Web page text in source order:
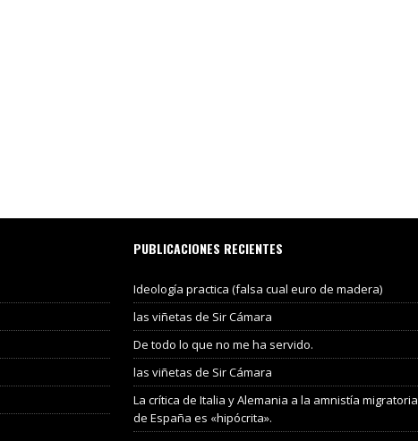
PUBLICACIONES RECIENTES
Ideología practica (falsa cual euro de madera)
las viñetas de Sir Cámara
De todo lo que no me ha servido.
las viñetas de Sir Cámara
La crítica de Italia y Alemania a la amnistía migratoria
de España es «hipócrita».